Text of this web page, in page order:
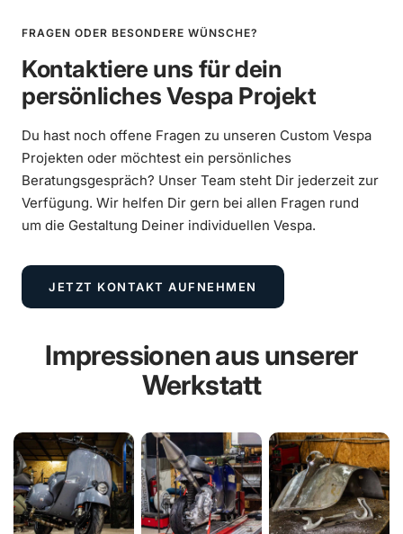
FRAGEN ODER BESONDERE WÜNSCHE?
Kontaktiere uns für dein
persönliches Vespa Projekt
Du hast noch offene Fragen zu unseren Custom Vespa
Projekten oder möchtest ein persönliches
Beratungsgespräch? Unser Team steht Dir jederzeit zur
Verfügung. Wir helfen Dir gern bei allen Fragen rund
um die Gestaltung Deiner individuellen Vespa.
JETZT KONTAKT AUFNEHMEN
Impressionen aus unserer
Werkstatt
Vespa 250ccm Wideframe Umbau mit
Scheibenbremse und Sitzbanktank
MEHR ERFAHREN